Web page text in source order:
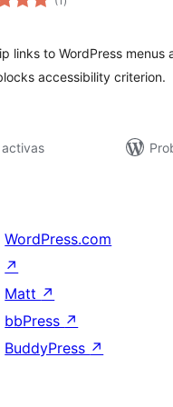
de
links to WordPress
accessibility criterion.
WordPress.com
↗
Matt ↗
bbPress ↗
BuddyPress ↗